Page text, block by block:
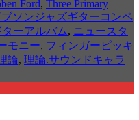
Ford, Three Primary
ブソンジャズギターコンペ
ターアルバム, ニュースタ
モニー, フィンガーピッキ
論, 理論.サウンドキャラ